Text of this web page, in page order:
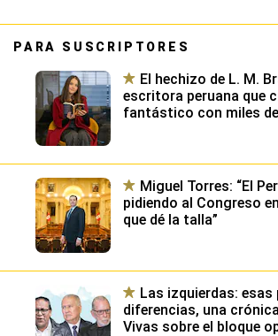
PARA SUSCRIPTORES
El hechizo de L. M.
escritora peruana que
fantástico con miles
Miguel Torres: “El
pidiendo al Congreso
que dé la talla”
Las izquierdas: esas
diferencias, una
Vivas sobre el bloque